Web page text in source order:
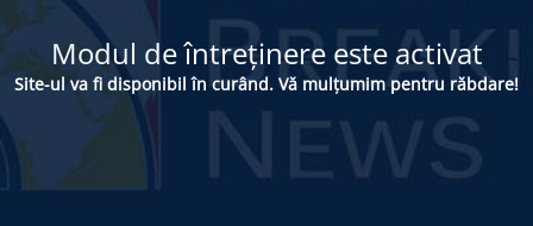
Modul de întreținere este activat
Site-ul va fi disponibil în curând. Vă mulțumim pentru răbdare!